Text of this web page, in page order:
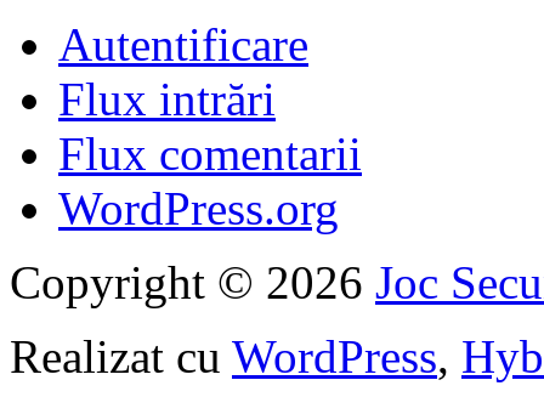
Autentificare
Flux intrări
Flux comentarii
WordPress.org
Copyright © 2026 Joc
Realizat cu WordPress,